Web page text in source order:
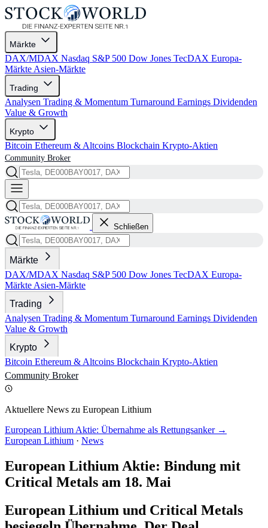
Märkte
DAX/MDAX Nasdaq S&P 500 Dow Jones TecDAX Europa-
Märkte Asien-Märkte
Trading
Analysen Trading & Momentum Turnaround Earnings Dividenden
Value & Growth
Krypto
Bitcoin Ethereum & Altcoins Blockchain Krypto-Aktien
Community Broker
Schließen
Märkte
DAX/MDAX Nasdaq S&P 500 Dow Jones TecDAX Europa-
Märkte Asien-Märkte
Trading
Analysen Trading & Momentum Turnaround Earnings Dividenden
Value & Growth
Krypto
Bitcoin Ethereum & Altcoins Blockchain Krypto-Aktien
Community Broker
Aktuellere News zu European Lithium
European Lithium Aktie: Übernahme als Rettungsanker →
European Lithium · News
European Lithium Aktie: Bindung mit
Critical Metals am 18. Mai
European Lithium und Critical Metals